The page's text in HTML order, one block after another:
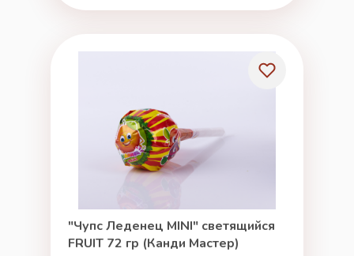
"Чупс Леденец MINI" светящийся
FRUIT 72 гр (Канди Мастер)